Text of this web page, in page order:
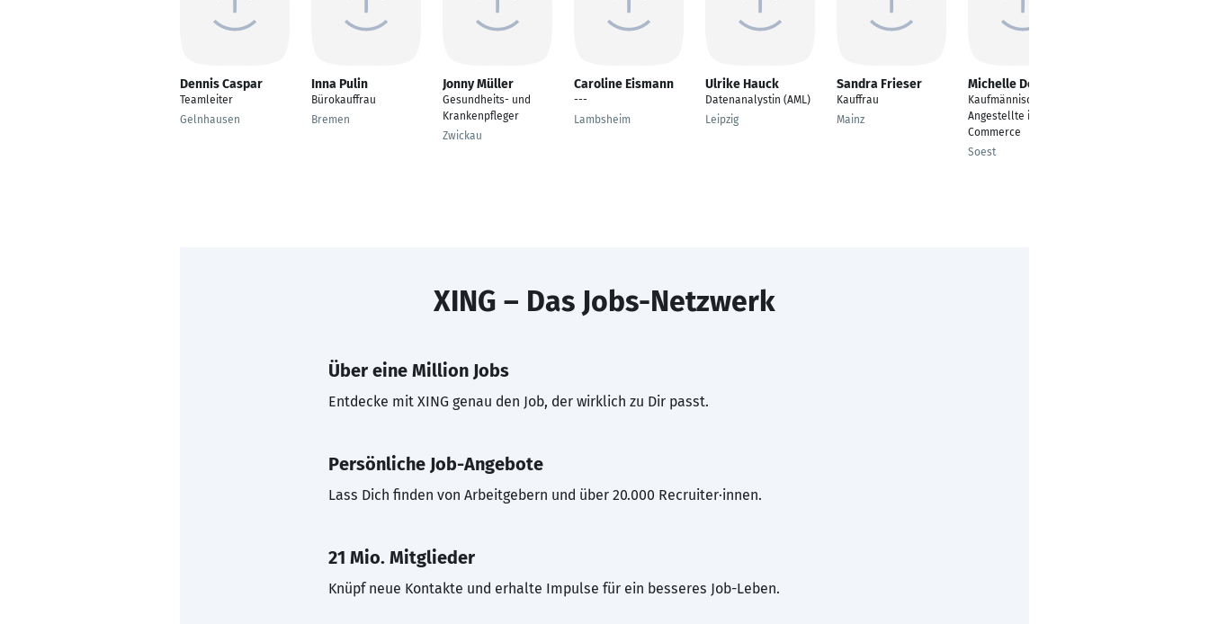
Dennis Caspar
Teamleiter
Gelnhausen
Inna Pulin
Bürokauffrau
Bremen
Jonny Müller
Gesundheits- und
Krankenpfleger
Zwickau
Caroline Eismann
---
Lambsheim
Ulrike Hauck
Datenanalystin (AML)
Leipzig
Sandra Frieser
Kauffrau
Mainz
Michelle Deifuß
Kaufmännische
Angestellte im E-
Commerce
Soest
XING – Das Jobs-Netzwerk
Über eine Million Jobs
Entdecke mit XING genau den Job, der wirklich zu Dir passt.
Persönliche Job-Angebote
Lass Dich finden von Arbeitgebern und über 20.000 Recruiter·innen.
21 Mio. Mitglieder
Knüpf neue Kontakte und erhalte Impulse für ein besseres Job-Leben.